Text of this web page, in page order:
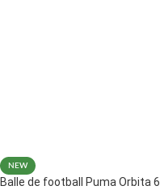
NEW
Balle de football Puma Orbita 6